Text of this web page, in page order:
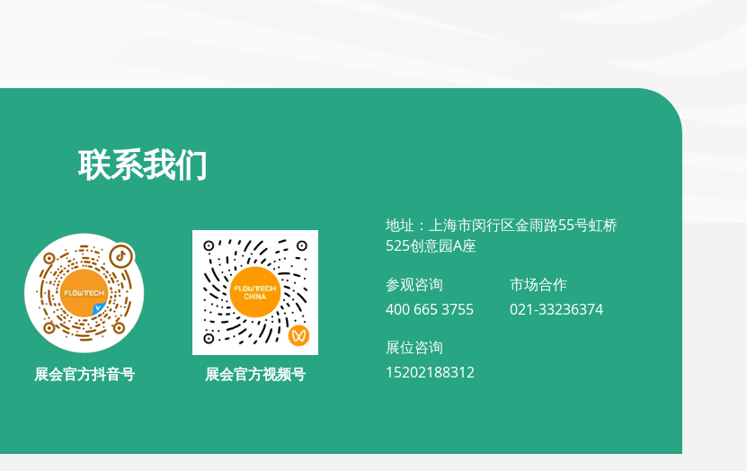
联系我们
展会官方抖音号 展会官方视频号
地址：上海市闵行区金雨路55号虹桥
525创意园A座
参观咨询
400 665 3755
市场合作
021-33236374
展位咨询
15202188312